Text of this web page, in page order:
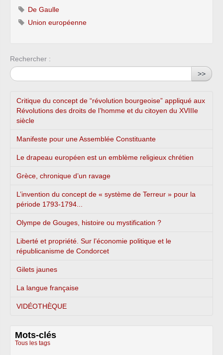
De Gaulle
Union européenne
Rechercher :
>>
Critique du concept de “révolution bourgeoise” appliqué aux
Révolutions des droits de l’homme et du citoyen du XVIIIe
siècle
Manifeste pour une Assemblée Constituante
Le drapeau européen est un emblème religieux chrétien
Grèce, chronique d’un ravage
L’invention du concept de « système de Terreur » pour la
période 1793-1794...
Olympe de Gouges, histoire ou mystification ?
Liberté et propriété. Sur l’économie politique et le
républicanisme de Condorcet
Gilets jaunes
La langue française
VIDÉOTHÈQUE
Mots-clés
Tous les tags